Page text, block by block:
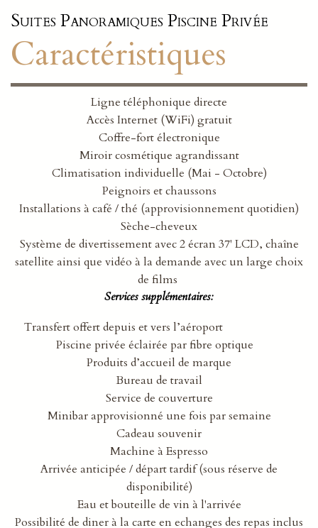
Suites Panoramiques Piscine Privée
Caractéristiques
Ligne téléphonique directe
Accès Internet (WiFi) gratuit
Coffre-fort électronique
Miroir cosmétique agrandissant
Climatisation individuelle (Mai - Octobre)
Peignoirs et chaussons
Installations à café / thé (approvisionnement quotidien)
Sèche-cheveux
Système de divertissement avec 2 écran 37' LCD, chaîne
satellite ainsi que vidéo à la demande avec un large choix
de films
Services supplémentaires:
Transfert offert depuis et vers l’aéroport
Piscine privée éclairée par fibre optique
Produits d’accueil de marque
Bureau de travail
Service de couverture
Minibar approvisionné une fois par semaine
Cadeau souvenir
Machine à Espresso
Arrivée anticipée / départ tardif (sous réserve de
disponibilité)
Eau et bouteille de vin à l'arrivée
Possibilité de diner à la carte en echanges des repas inclus